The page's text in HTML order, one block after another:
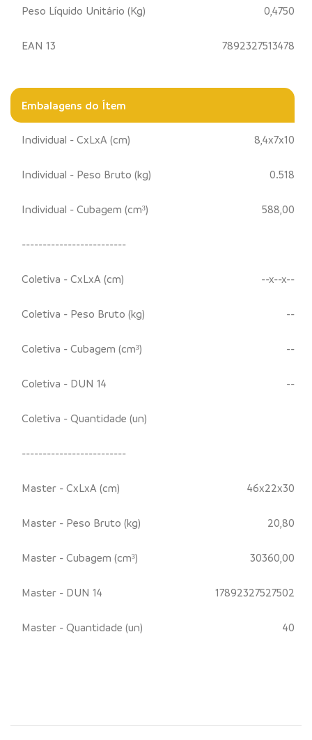
Peso Líquido Unitário (Kg) 0,4750
EAN 13 7892327513478
Embalagens do Ítem
Individual - CxLxA (cm) 8,4x7x10
Individual - Peso Bruto (kg) 0.518
Individual - Cubagem (cm³) 588,00
-------------------------
Coletiva - CxLxA (cm) --x--x--
Coletiva - Peso Bruto (kg) --
Coletiva - Cubagem (cm³) --
Coletiva - DUN 14 --
Coletiva - Quantidade (un)
-------------------------
Master - CxLxA (cm) 46x22x30
Master - Peso Bruto (kg) 20,80
Master - Cubagem (cm³) 30360,00
Master - DUN 14 17892327527502
Master - Quantidade (un) 40